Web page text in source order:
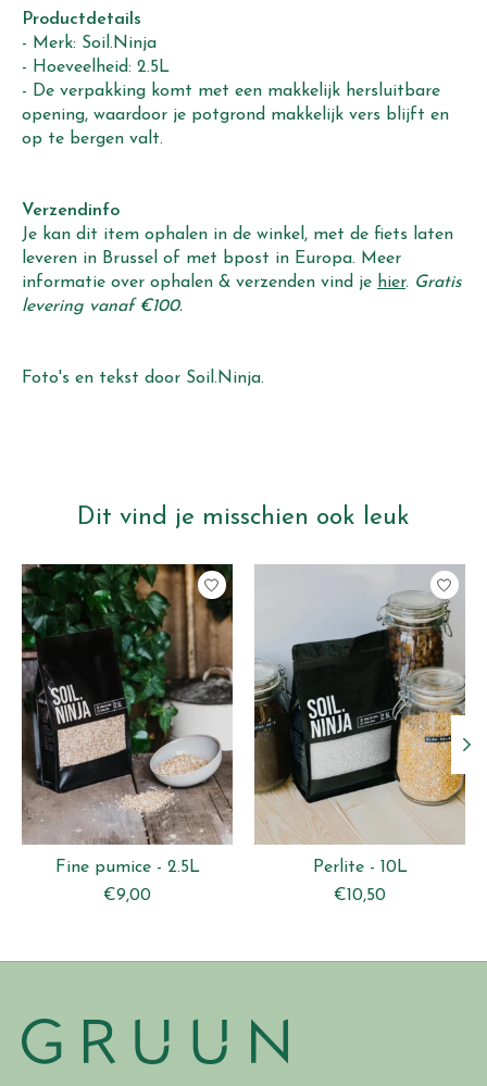
Productdetails
- Merk: Soil.Ninja
- Hoeveelheid: 2.5L
- De verpakking komt met een makkelijk hersluitbare
opening, waardoor je potgrond makkelijk vers blijft en
op te bergen valt.
Verzendinfo
Je kan dit item ophalen in de winkel, met de fiets laten
leveren in Brussel of met bpost in Europa. Meer
informatie over ophalen & verzenden vind je hier. Gratis
levering vanaf €100.
Foto's en tekst door Soil.Ninja.
Dit vind je misschien ook leuk
Items van productcarrousel
Fine pumice - 2.5L
€9,00
Perlite - 10L
€10,50